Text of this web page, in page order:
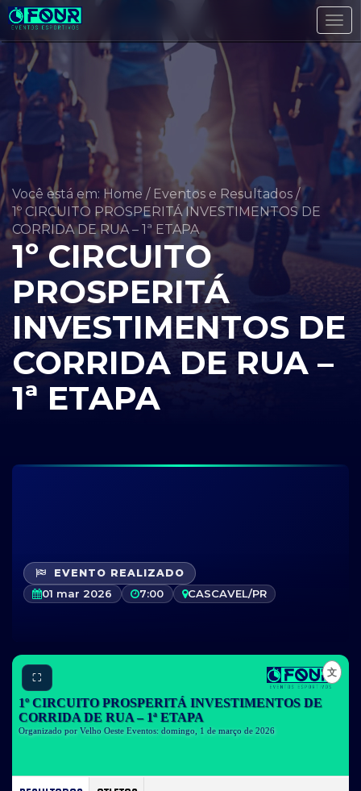
Você está em: Home / Eventos e Resultados /
1º CIRCUITO PROSPERITÁ INVESTIMENTOS DE
CORRIDA DE RUA – 1ª ETAPA
1º CIRCUITO
PROSPERITÁ
INVESTIMENTOS DE
CORRIDA DE RUA –
1ª ETAPA
EVENTO REALIZADO
01 mar 2026 7:00 CASCAVEL/PR
⛶